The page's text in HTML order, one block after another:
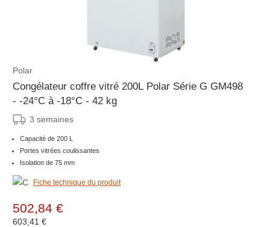
Polar
Congélateur coffre vitré 200L Polar Série G GM498
- -24°C à -18°C - 42 kg
3 semaines
Capacité de 200 L
Portes vitrées coulissantes
Isolation de 75 mm
Fiche technique du produit
502,84 €
603,41 €